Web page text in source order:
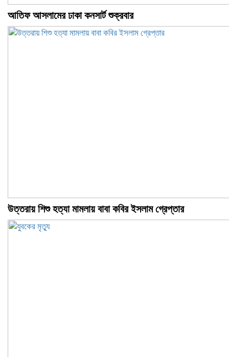
আতিফ আসলামের ঢাকা কনসার্ট শুক্রবার
উত্তরায় শিশু হত্যা মামলায় বাবা কবির ইসলাম গ্রেপ্তার